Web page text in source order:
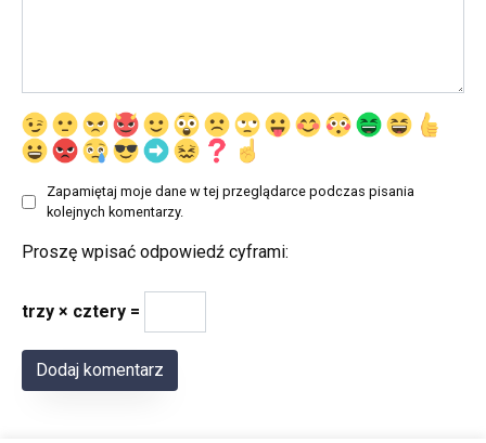
Zapamiętaj moje dane w tej przeglądarce podczas pisania
kolejnych komentarzy.
Proszę wpisać odpowiedź cyframi:
trzy × cztery =